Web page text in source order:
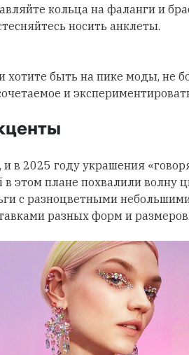
кольца на фаланги и
носить анклеты.
хотите быть на пике моды, не
и
в 2025 году украшения
в этом плане похвалили волну
с разноцветными
разных форм и